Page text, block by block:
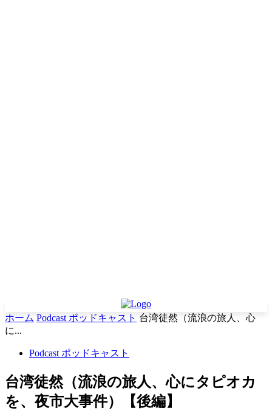
ホーム Podcast ポッドキャスト 台湾徒然（流浪の旅人、心
に...
Podcast ポッドキャスト
台湾徒然（流浪の旅人、心にタピオカ
を、夜市大事件）【後編】